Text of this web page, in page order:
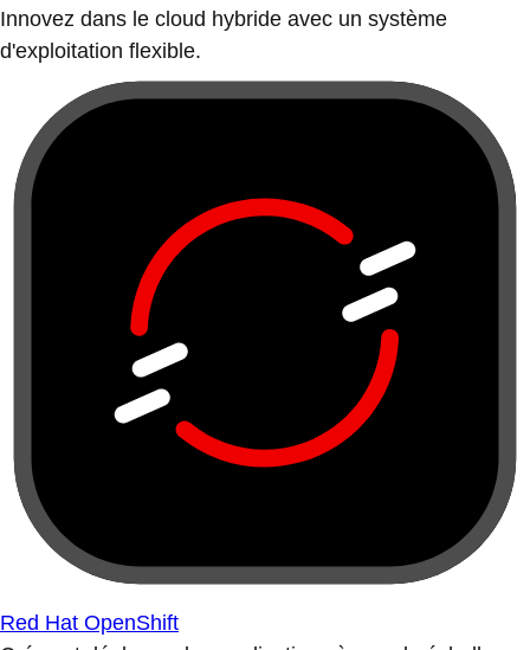
Innovez dans le cloud hybride avec un système
d'exploitation flexible.
Red Hat OpenShift